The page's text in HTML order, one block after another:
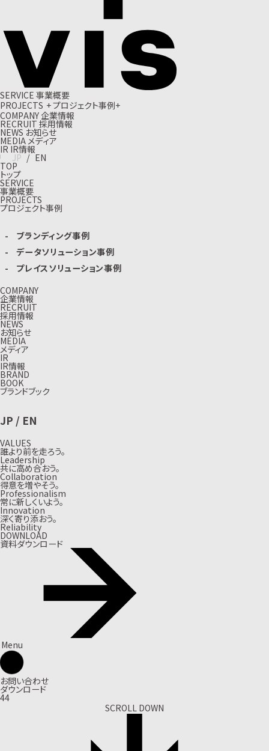
SERVICE 事業概要
PROJECTS +プロジェクト事例+
COMPANY企業情報
RECRUIT 採用情報
NEWS お知らせ
MEDIA メディア
IR IR情報
JP / EN
TOP
トップ
SERVICE
事業概要
PROJECTS
プロジェクト事例
ブランディング事例
データソリューション事例
プレイスソリューション事例
COMPANY
企業情報
RECRUIT
採用情報
NEWS
お知らせ
MEDIA
メディア
IR
IR情報
BRAND
BOOK
ブランドブック
JP / EN
VALUES
誰より前を走ろう。
Leadership
共に高め合おう。
Collaboration
得意を増やそう。
Professionalism
常に新しくいよう。
Innovation
深く寄り添おう。
Reliability
DOWNLOAD
資料ダウンロード
Menu
お問い合わせ
ダウンロード
44
SCROLL DOWN